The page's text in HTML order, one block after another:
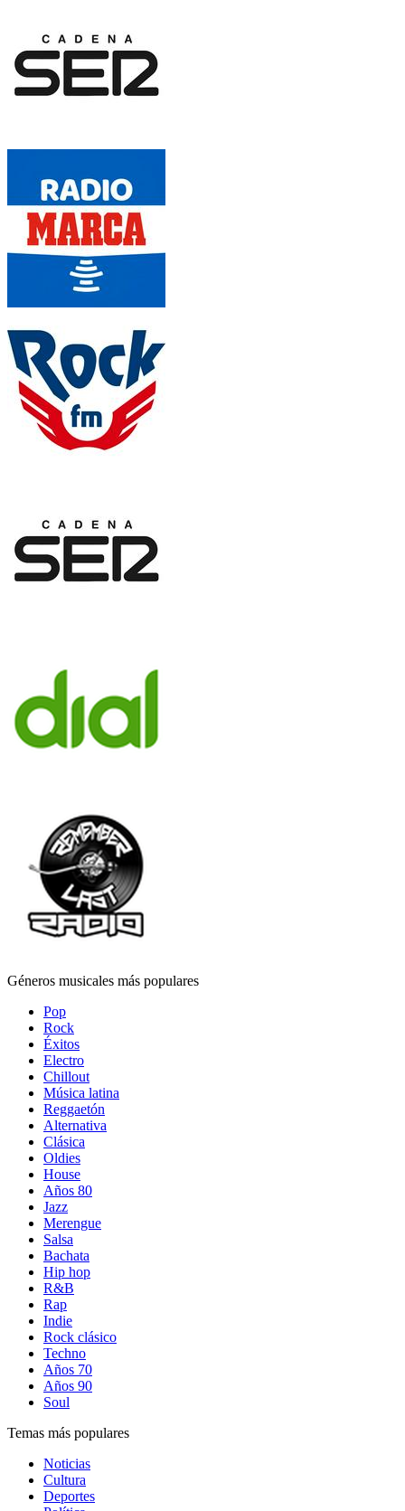
Géneros musicales más populares
Pop
Rock
Éxitos
Electro
Chillout
Música latina
Reggaetón
Alternativa
Clásica
Oldies
House
Años 80
Jazz
Merengue
Salsa
Bachata
Hip hop
R&B
Rap
Indie
Rock clásico
Techno
Años 70
Años 90
Soul
Temas más populares
Noticias
Cultura
Deportes